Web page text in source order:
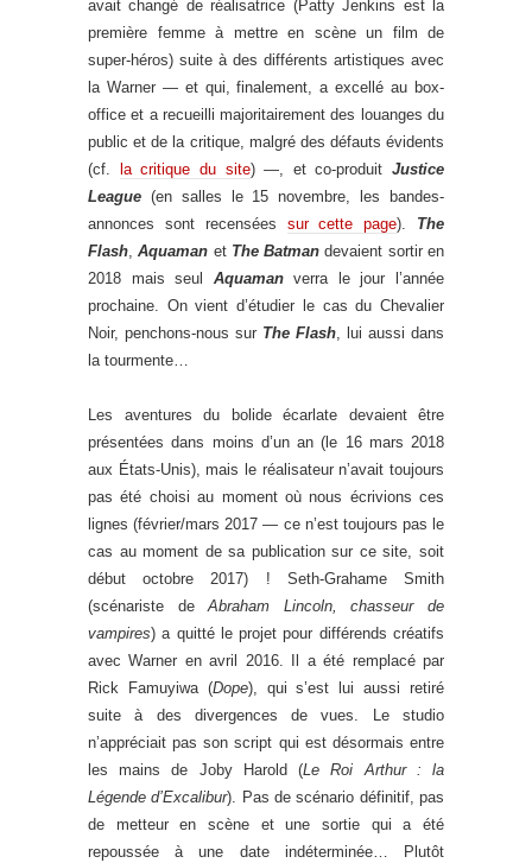
avait changé de réalisatrice (Patty Jenkins est la
première femme à mettre en scène un film de
super-héros) suite à des différents artistiques avec
la Warner — et qui, finalement, a excellé au box-
office et a recueilli majoritairement des louanges du
public et de la critique, malgré des défauts évidents
(cf.
la critique du site) —, et co-produit Justice
League (en salles le 15 novembre, les bandes-
annonces sont recensées sur cette page). The
Flash,Aquaman et The Batman devaient sortir en
2018 mais seul Aquamanverra le jour l’année
prochaine. On vient d’étudier le cas du Chevalier
Noir, penchons-nous sur The Flash, lui aussi dans
la tourmente…
Les aventures du bolide écarlate devaient être
présentées dans moins d’un an (le 16 mars 2018
aux États-Unis), mais le réalisateur n’avait toujours
pas été choisi au moment où nous écrivions ces
lignes (février/mars 2017 — ce n’est toujours pas le
cas au moment de sa publication sur ce site, soit
début octobre 2017) ! Seth-Grahame Smith
(scénariste deAbraham Lincoln, chasseur de
vampires) a quitté le projet pour différends créatifs
avec Warner en avril 2016. Il a été remplacé par
Rick Famuyiwa (Dope), qui s’est lui aussi retiré
suite à des divergences de vues. Le studio
n’appréciait pas son script qui est désormais entre
les mains de Joby Harold (Le Roi Arthur : la
Légende d’Excalibur). Pas de scénario définitif, pas
de metteur en scène et une sortie qui a été
repoussée à une date indéterminée… Plutôt